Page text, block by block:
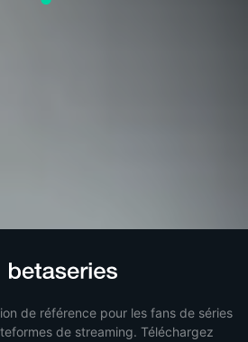
de référence pour les fans de séries
de streaming. Téléchargez